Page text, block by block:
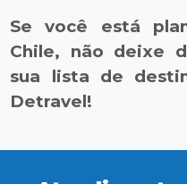
Se você está
Chile, não deixe
sua lista de
Detravel!